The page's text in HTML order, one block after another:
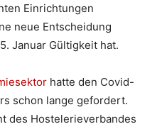
Einrichtungen
neue Entscheidung
Januar Gültigkeit hat.
hatte den Covid-
schon lange gefordert.
des Hostelerieverbandes